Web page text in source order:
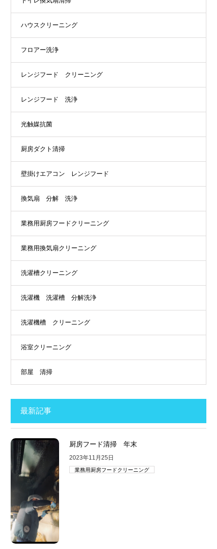
ハウスクリーニング
フロアー洗浄
レンジフード クリーニング
レンジフード 洗浄
光触媒抗菌
厨房ダクト清掃
壁掛けエアコン レンジフード
換気扇 分解 洗浄
業務用厨房フードクリーニング
業務用換気扇クリーニング
洗濯槽クリーニング
洗濯機 洗濯槽 分解洗浄
洗濯機槽 クリーニング
浴室クリーニング
部屋 清掃
最新記事
厨房フード清掃 年末
2023年11月25日
業務用厨房フードクリーニング